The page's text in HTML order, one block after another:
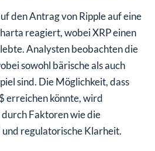
den Antrag von Ripple auf eine
reagiert, wobei XRP einen
Analysten beobachten die
sowohl bärische als auch
sind. Die Möglichkeit, dass
erreichen könnte, wird
Faktoren wie die
und regulatorische Klarheit.